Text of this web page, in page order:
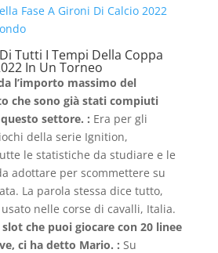
Fase A Gironi Di Calcio 2022
Tutti I Tempi Della Coppa
In Un Torneo
l’importo massimo del
che sono già stati compiuti
settore. : Era per gli
della serie Ignition,
le statistiche da studiare e le
adottare per scommettere su
La parola stessa dice tutto,
nelle corse di cavalli, Italia.
che puoi giocare con 20 linee
ci ha detto Mario. : Su